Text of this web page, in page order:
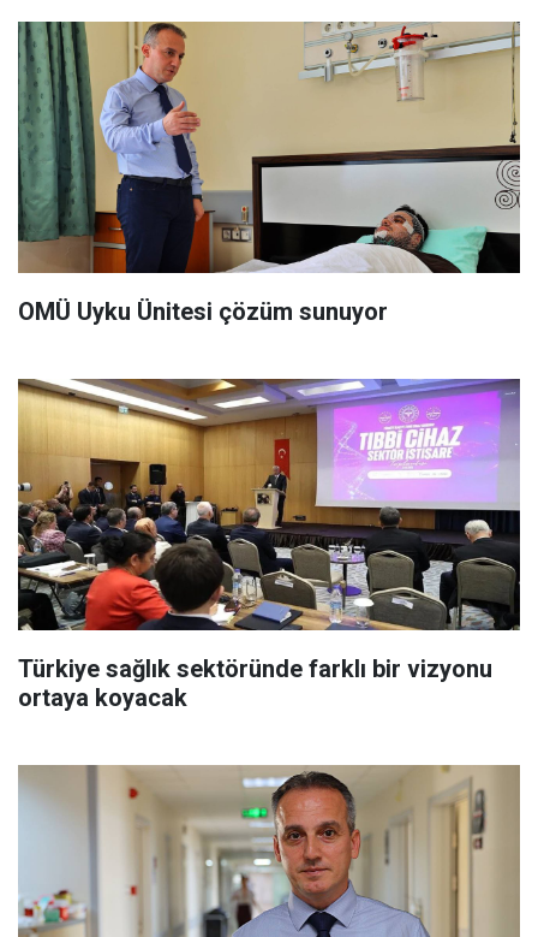
OMÜ Uyku Ünitesi çözüm sunuyor
Türkiye sağlık sektöründe farklı bir vizyonu
ortaya koyacak